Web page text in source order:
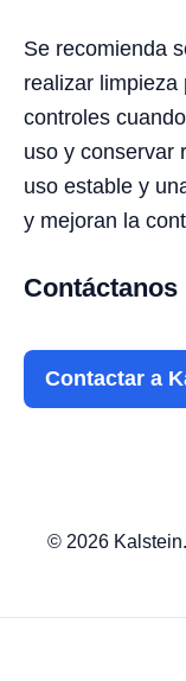
Se recomienda
realizar limpieza
controles
uso y conservar
uso estable y
y mejoran la
Contáctanos
Contactar a
© 2026